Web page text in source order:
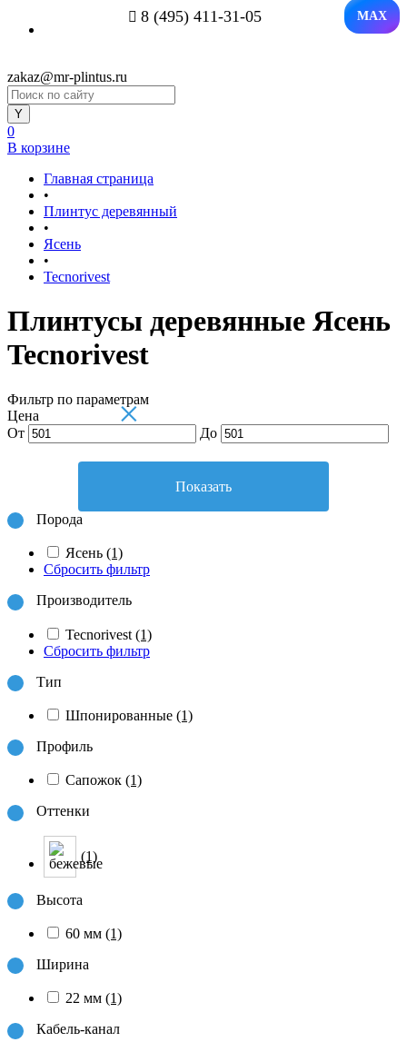
8 (495) 411-31-05 MAX
zakaz@mr-plintus.ru
0
В корзине
Главная страница
•
Плинтус деревянный
•
Ясень
•
Tecnorivest
Плинтусы деревянные Ясень
Tecnorivest
Фильтр по параметрам
×
Цена
От
До
Показать
Порода
Ясень (1)
Сбросить фильтр
Производитель
Tecnorivest (1)
Сбросить фильтр
Тип
Шпонированные (1)
Профиль
Сапожок (1)
Оттенки
(1)
Высота
60 мм (1)
Ширина
22 мм (1)
Кабель-канал